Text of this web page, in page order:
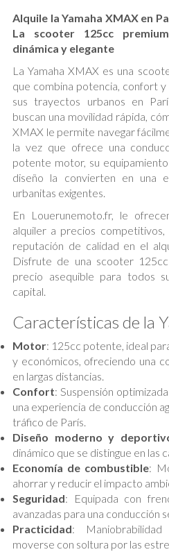
Alquile la Yamaha XMAX en
La scooter 125cc
dinámica y elegante
La Yamaha XMAX es una
que combina potencia, confort
sus trayectos urbanos en
buscan una movilidad rápida,
XMAX le permite navegar
la vez que ofrece una
potente motor, su
diseño la convierten en una
urbanitas exigentes.
En Louerunemoto.fr, le
alquiler a precios
reputación de calidad en el
Disfrute de una scooter
precio asequible para todos
capital.
Características de la
Motor: 125cc potente, ideal
y económicos, ofreciendo una
en largas distancias.
Confort: Suspensión
una experiencia de conducción
tráfico de París.
Diseño moderno y
dinámico que se distingue en las
Economía de combustible:
ahorrar y reducir el impacto
Seguridad: Equipada con
avanzadas para una conducción
Practicidad:
moverse con soltura por las